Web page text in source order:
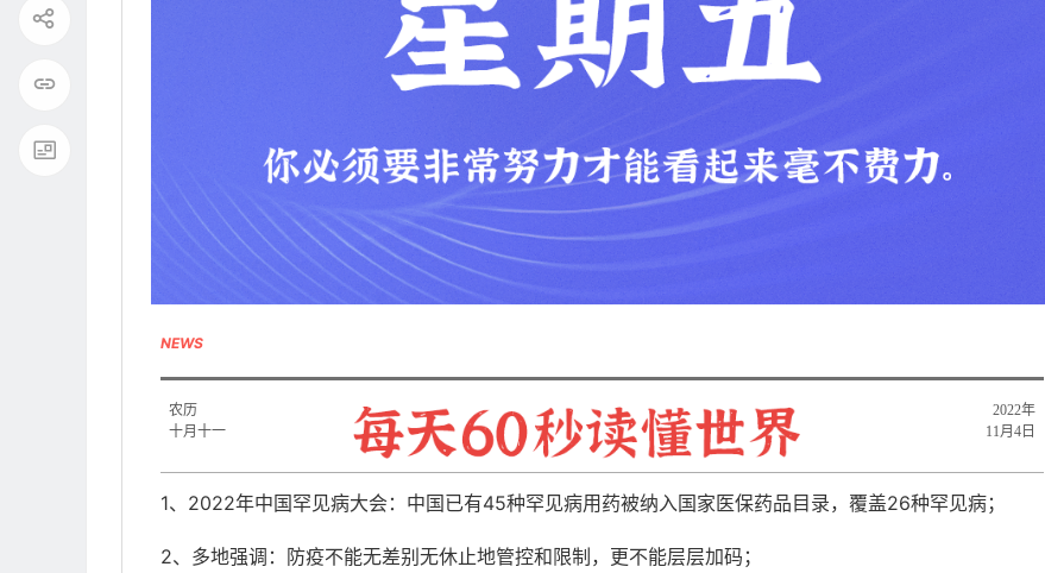
NEWS
2022年
11月4日
农历
十月十一
1、2022年中国罕见病大会：中国已有45种罕见病用药被纳入国家医保药品目录，覆盖26种罕见病；
2、多地强调：防疫不能无差别无休止地管控和限制，更不能层层加码；